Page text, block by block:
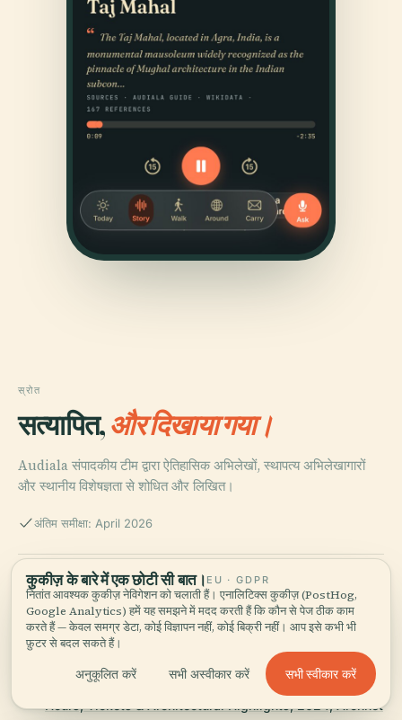
स्रोत
सत्यापित,और दिखाया गया।
Audiala संपादकीय टीम द्वारा ऐतिहासिक अभिलेखों, स्थापत्य अभिलेखागारों
और स्थानीय विशेषज्ञता से शोधित और लिखित।
अंतिम समीक्षा: April 2026
Mesih Mehmed Pasha Mosque in Istanbul: Visiting
Hours, Tickets, and Historical Insights, 2024, Istanbul
Clues
Mesih Mehmed Pasha Mosque in Istanbul: Visiting
Hours, Tickets & Architectural Highlights, 2024, Archnet
कुकीज़ के बारे में एक छोटी सी बात। EU · GDPR
नितांत आवश्यक कुकीज़ नेविगेशन को चलाती हैं। एनालिटिक्स कुकीज़ (PostHog,
Google Analytics) हमें यह समझने में मदद करती हैं कि कौन से पेज ठीक काम
करते हैं — केवल समग्र डेटा, कोई विज्ञापन नहीं, कोई बिक्री नहीं। आप इसे कभी भी
फ़ुटर से बदल सकते हैं।
अनुकूलित करें सभी अस्वीकार करें सभी स्वीकार करें